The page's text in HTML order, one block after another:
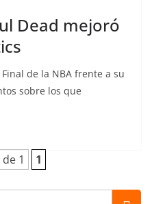
Dead mejoró
de la NBA frente a su
sobre los que
1 1